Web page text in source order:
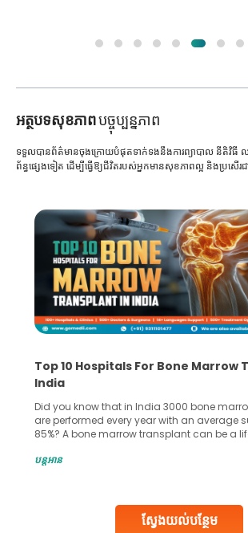
អត្ថបទសុខភាពបច្ចុប្បន្នភាព
ស្វែងយល់បន្ថែម
ទទួលបានព័ត៌មានចុងក្រោយបំផុតទាក់ទងនឹងការព្យាបាល នីតិវិធី ល
ព័ន្ធផ្សេងទៀត ដើម្បីធ្វើឱ្យជីវិតរបស់អ្នកមានសុខភាពល្អ និងប្រសើរ
Recognizing Critical Symptoms
Lobe Brain Tumor Could Save Your
Did you know that the frontal lobe of your
common site for tumor occurrence? The
key part of your brain and is responsible
harm to it can lead to serious
បន្តអាន